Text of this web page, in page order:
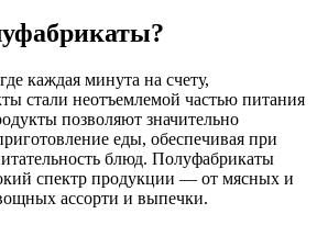
каждая минута на счету,
стали неотъемлемой частью питания
позволяют значительно
еды, обеспечивая при
блюд. Полуфабрикаты
спектр продукции — от мясных и
ассорти и выпечки.